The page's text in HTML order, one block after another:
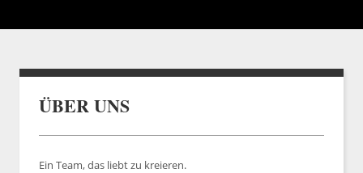
ÜBER UNS
Ein Team, das liebt zu kreieren.